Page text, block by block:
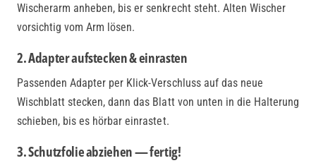
Wischerarm anheben, bis er senkrecht steht. Alten Wischer
vorsichtig vom Arm lösen.
2. Adapter aufstecken & einrasten
Passenden Adapter per Klick-Verschluss auf das neue
Wischblatt stecken, dann das Blatt von unten in die Halterung
schieben, bis es hörbar einrastet.
3. Schutzfolie abziehen — fertig!